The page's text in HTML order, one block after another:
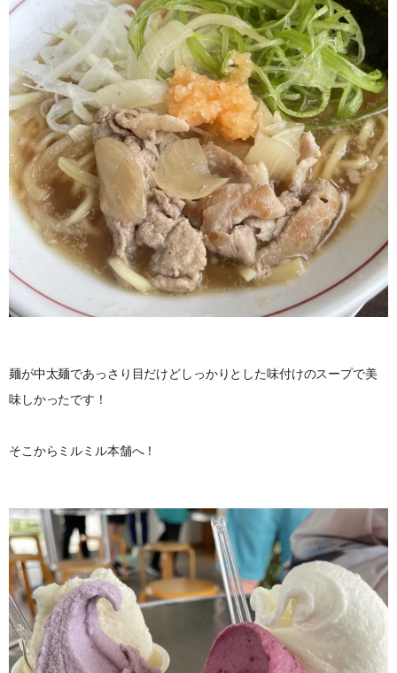
麺が中太麺であっさり目だけどしっかりとした味付けのスープで美
味しかったです！
そこからミルミル本舗へ！